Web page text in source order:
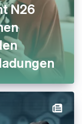
N26